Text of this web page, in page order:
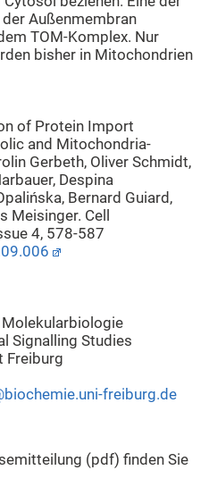
Außenmembran
TOM-Komplex. Nur
bisher in Mitochondrien
of Protein Import
and Mitochondria-
Gerbeth, Oliver Schmidt,
Despina
Bernard Guiard,
Meisinger. Cell
4, 578-587
Signalling Studies
Freiburg
freiburg.de
(pdf) finden Sie